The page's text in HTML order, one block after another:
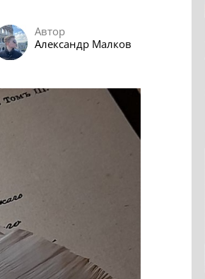
Автор
Александр Малков